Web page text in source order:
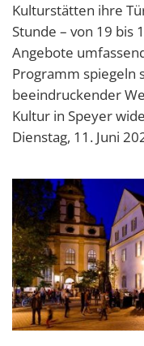
Kulturstätten ihre
Stunde – von 19 bis
Angebote
Programm spiegeln
beeindruckender
Kultur in Speyer
Dienstag, 11. Juni